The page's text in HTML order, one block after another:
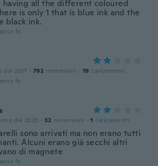
having all the different coloured
is only 1 that is blue ink and the
black ink.
fa
dal 2017 · 792 recensioni · 19 caricamenti
fa
dal 2020 · 32 recensioni · 1 caricamenti
sono arrivati ma non erano tutti
Alcuni erano già secchi altri
di magnete
fa